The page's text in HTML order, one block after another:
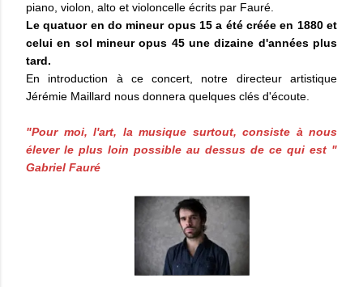
piano, violon, alto et violoncelle écrits par Fauré.
Le quatuor en do mineur opus 15 a été créée en 1880 et
celui en sol mineur opus 45 une dizaine d'années plus
tard.
En introduction à ce concert, notre directeur artistique
Jérémie Maillard nous donnera quelques clés d'écoute.
"Pour moi, l'art, la musique surtout, consiste à nous
élever le plus loin possible au dessus de ce qui est "
Gabriel Fauré